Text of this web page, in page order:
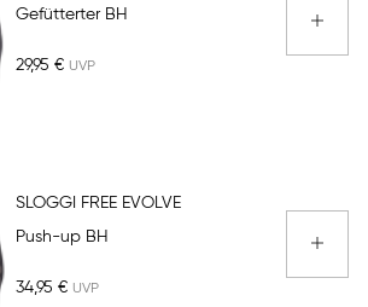
Gefütterter BH
29,95 €
SLOGGI FREE EVOLVE
Push-up BH
34,95 €